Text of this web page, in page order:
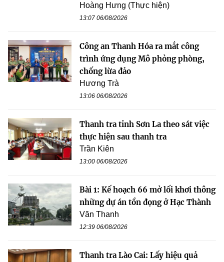
Hoàng Hưng (Thực hiện)
13:07 06/08/2026
Công an Thanh Hóa ra mắt công
trình ứng dụng Mô phỏng phòng,
chống lừa đảo
Hương Trà
13:06 06/08/2026
Thanh tra tỉnh Sơn La theo sát việc
thực hiện sau thanh tra
Trần Kiên
13:00 06/08/2026
Bài 1: Kế hoạch 66 mở lối khơi thông
những dự án tồn đọng ở Hạc Thành
Văn Thanh
12:39 06/08/2026
Thanh tra Lào Cai: Lấy hiệu quả